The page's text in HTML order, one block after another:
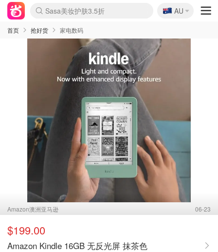
lululemon折扣上新
Sasa美妆护肤3.5折
SSENSE年中3折
FreshBeauty好价汇总
Cettire降价+叠9折
Farfetch折上8折
WWS Coles超市实拍
viagogo二手票捡漏
Myer清仓1折起
The Outnet奢牌1折起
David Jones 3折起
Flannels大牌1折
Perfumes Club护肤1折
AMIRO返校季6.2折
Oweek抽奖送Airpods
Amazon折扣汇总
eToro入金$200送$50
Amazon数码好物
ICONIC本周7.5折
ThedoubleF高奢地板价
Moose Knuckles 6折
丝芙兰5折起
EUFY官网3.7折起
Selenichast首饰2折
Trip机票酒店促销
YSL送5件彩妆礼
Amazon家居好物
BIGBANG巡演开票
David Jones时尚3折
Amazon美妆护肤
雅漾大喷$8
过敏原检测盒$33
伊索独家赠50ml沐浴露
科颜氏清仓3折
SEALIFE海洋馆门票6折
丝塔芙大白罐$16
订阅Newsletter送香薰
Cult Beauty 6.8折
Harrods圣诞日历2.3折
LN-CC奢牌私促3折
d'Alba空姐喷雾$16
EVE LOM套装逆天2折
Bernardelli独家4折
Adore Beauty 6折起
CT圣诞日历
Mytheresa奢品2.7折
Luxury Escapes 9折
Currentbody美容仪9折
MOON Garden Live
ALLSAINTS美衣3折
Roborock扫地机3.7折
Tingo Life水杯$24
Valentino官网5折
CR洗发护发6.3折
🇦🇺
AU
首页 抢好货 家电数码
Amazon澳洲亚马逊 06-23
$199.00
Amazon Kindle 16GB 无反光屏 抹茶色